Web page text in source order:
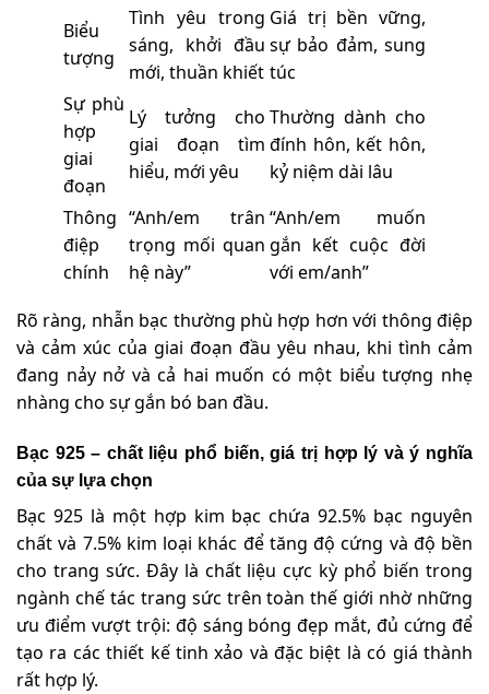
Biểu
tượng
Tình yêu trong
sáng, khởi đầu
mới, thuần khiết
Giá trị bền vững,
sự bảo đảm, sung
túc
Sự phù
hợp
giai
đoạn
Lý tưởng cho
giai đoạn tìm
hiểu, mới yêu
Thường dành cho
đính hôn, kết hôn,
kỷ niệm dài lâu
Thông
điệp
chính
“Anh/em trân
trọng mối quan
hệ này”
“Anh/em muốn
gắn kết cuộc đời
với em/anh”
Rõ ràng, nhẫn bạc thường phù hợp hơn với thông điệp
và cảm xúc của giai đoạn đầu yêu nhau, khi tình cảm
đang nảy nở và cả hai muốn có một biểu tượng nhẹ
nhàng cho sự gắn bó ban đầu.
Bạc 925 – chất liệu phổ biến, giá trị hợp lý và ý nghĩa
của sự lựa chọn
Bạc 925 là một hợp kim bạc chứa 92.5% bạc nguyên
chất và 7.5% kim loại khác để tăng độ cứng và độ bền
cho trang sức. Đây là chất liệu cực kỳ phổ biến trong
ngành chế tác trang sức trên toàn thế giới nhờ những
ưu điểm vượt trội: độ sáng bóng đẹp mắt, đủ cứng để
tạo ra các thiết kế tinh xảo và đặc biệt là có giá thành
rất hợp lý.